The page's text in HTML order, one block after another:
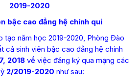
2019-2020
bậc cao đẳng hệ chính qui
tạo năm học 2019-2020, Phòng Đào
cả sinh viên bậc cao đẳng hệ chính
2018 về việc đăng ký qua mạng các
2/2019-2020 như sau: